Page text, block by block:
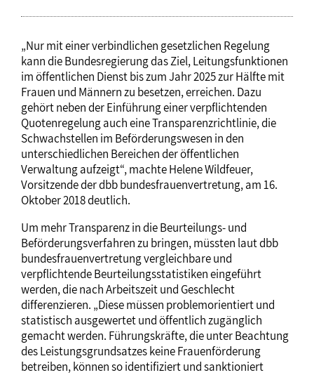
„Nur mit einer verbindlichen gesetzlichen Regelung
kann die Bundesregierung das Ziel, Leitungsfunktionen
im öffentlichen Dienst bis zum Jahr 2025 zur Hälfte mit
Frauen und Männern zu besetzen, erreichen. Dazu
gehört neben der Einführung einer verpflichtenden
Quotenregelung auch eine Transparenzrichtlinie, die
Schwachstellen im Beförderungswesen in den
unterschiedlichen Bereichen der öffentlichen
Verwaltung aufzeigt“, machte Helene Wildfeuer,
Vorsitzende der dbb bundesfrauenvertretung, am 16.
Oktober 2018 deutlich.
Um mehr Transparenz in die Beurteilungs- und
Beförderungsverfahren zu bringen, müssten laut dbb
bundesfrauenvertretung vergleichbare und
verpflichtende Beurteilungsstatistiken eingeführt
werden, die nach Arbeitszeit und Geschlecht
differenzieren. „Diese müssen problemorientiert und
statistisch ausgewertet und öffentlich zugänglich
gemacht werden. Führungskräfte, die unter Beachtung
des Leistungsgrundsatzes keine Frauenförderung
betreiben, können so identifiziert und sanktioniert